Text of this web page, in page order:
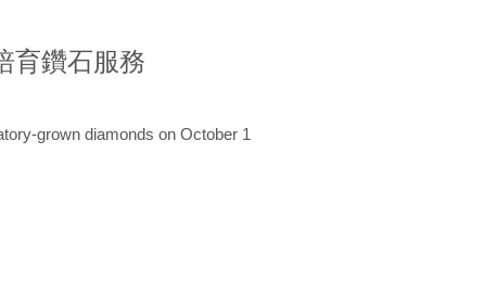
育鑽石服務
grown diamonds on October 1